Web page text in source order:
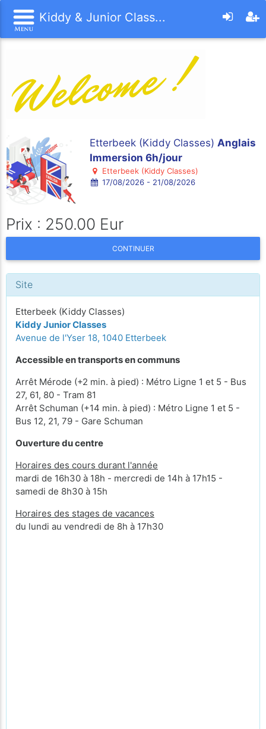
Kiddy & Junior Class...
Etterbeek (Kiddy Classes) Anglais
Immersion 6h/jour
Etterbeek (Kiddy Classes)
17/08/2026 - 21/08/2026
Prix : 250.00 Eur
CONTINUER
Site
Etterbeek (Kiddy Classes)
Kiddy Junior Classes
Avenue de l'Yser 18, 1040 Etterbeek
Accessible en transports en communs
Arrêt Mérode (+2 min. à pied) : Métro Ligne 1 et 5 - Bus
27, 61, 80 - Tram 81
Arrêt Schuman (+14 min. à pied) : Métro Ligne 1 et 5 -
Bus 12, 21, 79 - Gare Schuman
Ouverture du centre
Horaires des cours durant l'année
mardi de 16h30 à 18h - mercredi de 14h à 17h15 -
samedi de 8h30 à 15h
Horaires des stages de vacances
du lundi au vendredi de 8h à 17h30